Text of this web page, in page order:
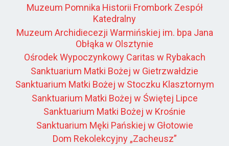
Muzeum Pomnika Historii Frombork Zespół
Katedralny
Muzeum Archidiecezji Warmińskiej im. bpa Jana
Obłąka w Olsztynie
Ośrodek Wypoczynkowy Caritas w Rybakach
Sanktuarium Matki Bożej w Gietrzwałdzie
Sanktuarium Matki Bożej w Stoczku Klasztornym
Sanktuarium Matki Bożej w Świętej Lipce
Sanktuarium Matki Bożej w Krośnie
Sanktuarium Męki Pańskiej w Głotowie
Dom Rekolekcyjny „Zacheusz”